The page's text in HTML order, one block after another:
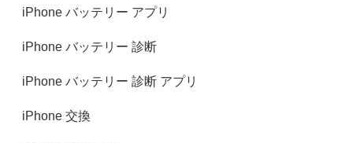
iPhone バッテリー アプリ
iPhone バッテリー 診断
iPhone バッテリー 診断 アプリ
iPhone 交換